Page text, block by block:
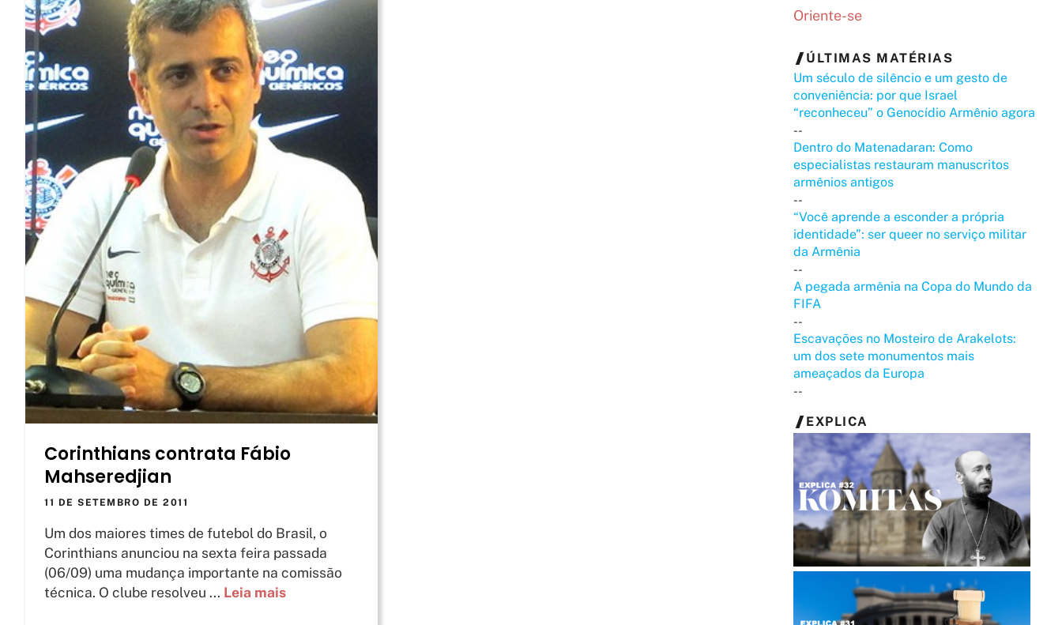
Corinthians contrata Fábio
Mahseredjian
11 DE SETEMBRO DE 2011
Um dos maiores times de futebol do Brasil, o
Corinthians anunciou na sexta feira passada
(06/09) uma mudança importante na comissão
técnica. O clube resolveu ... Leia mais
Oriente-se
ÚLTIMAS MATÉRIAS
Um século de silêncio e um gesto de
conveniência: por que Israel
“reconheceu” o Genocídio Armênio agora
--
Dentro do Matenadaran: Como
especialistas restauram manuscritos
armênios antigos
--
“Você aprende a esconder a própria
identidade”: ser queer no serviço militar
da Armênia
--
A pegada armênia na Copa do Mundo da
FIFA
--
Escavações no Mosteiro de Arakelots:
um dos sete monumentos mais
ameaçados da Europa
--
EXPLICA